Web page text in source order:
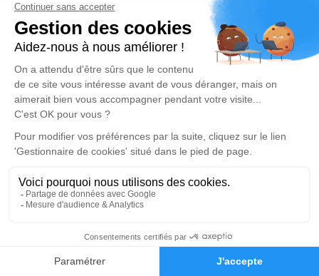
Faire-part Hommages
La cagnotte en ligne a été clôturée et sera entièrement
reversée au Muséum d'Histoire Naturelle en
contribuant à un programme de sciences participatives
portant sur les insectes - un sujet cher à Léna.
Cet espace privé est destiné à recueillir vos
condoléances ou le souvenir d’un moment passé.
Je rends hommage
Cérémonie religieuse
vendredi 03 mai 2024 à 16h45
104 Rue de la Porte de Trivaux
92140 Clamart